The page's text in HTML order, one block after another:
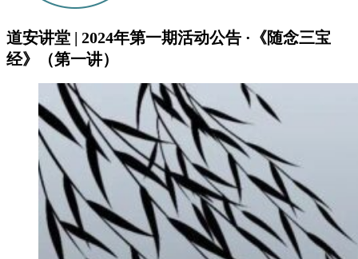
道安讲堂 | 2024年第一期活动公告 ·《随念三宝
经》（第一讲）